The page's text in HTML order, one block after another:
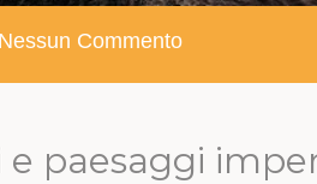
Nessun Commento
e paesaggi